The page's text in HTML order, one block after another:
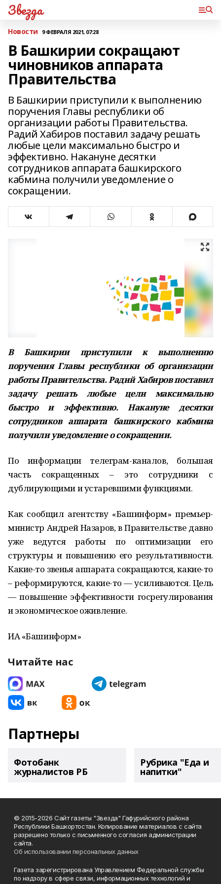
Звезда
Новости 9 ФЕВРАЛЯ 2021, 07:28
В Башкирии сокращают
чиновников аппарата
Правительства
В Башкирии приступили к выполнению
поручения Главы республики об
организации работы Правительства.
Радий Хабиров поставил задачу решать
любые цели максимально быстро и
эффективно. Накануне десятки
сотрудников аппарата башкирского
кабмина получили уведомление о
сокращении.
В Башкирии приступили к выполнению
поручения Главы республики об организации
работы Правительства. Радий Хабиров поставил
задачу решать любые цели максимально
быстро и эффективно. Накануне десятки
сотрудников аппарата башкирского кабмина
получили уведомление о сокращении.
По информации телеграм-каналов, большая
часть сокращенных – это сотрудники с
дублирующими и устаревшими функциями.
Как сообщил агентству «Башинформ» премьер-
министр Андрей Назаров, в Правительстве давно
уже ведутся работы по оптимизации его
структуры и повышению его результативности.
Какие-то звенья аппарата сокращаются, какие-то
– реформируются, какие-то — усиливаются. Цель
— повышение эффективности госрегулирования
и экономическое оживление.
ИА «Башинформ»
Читайте нас
Партнеры
Фотобанк
журналистов РБ
Рубрика "Еда и
напитки"
© 2015-2026 Сайт газеты "Звезда" Гафурийского района
Республики Башкортостан. Копирование материалов с сайта
разрешено только с письменного согласия администрации
сайта.
Об использовании персональных данных
Газета зарегистрирована Управлением Федеральной службы
по надзору в сфере связи, информационных технологий и